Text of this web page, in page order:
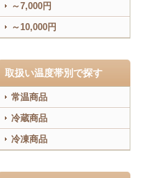
～7,000円
～10,000円
取扱い温度帯別で探す
常温商品
冷蔵商品
冷凍商品